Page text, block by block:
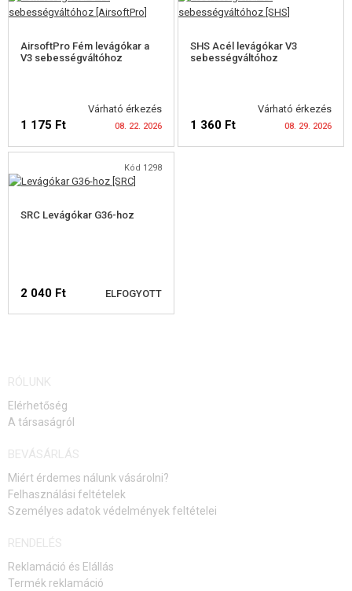
O-GYŰRŰK
TŰZVÁLTÓ LAP
HOP-UP KAMRÁK, FŐ ZÁRSZERKEZETEK
HOP-UP GUMIK AEG
ELEKTROMOS FEGYVEREKHEZ - KÜLSŐ
FEGYVER JAVÍTÁS ÉS KARBANTARTÁS
CÉLOK, LŐLAP
OUTDOOR, BUSHCRAFT
ÉLELMISZER
ELÉRHETŐSÉGI
ELÉRHETŐSÉGI
AirsoftPro Fém levágókar a
V3 sebességváltóhoz
Várható érkezés
1 175 Ft 08. 22. 2026
FIGYELMEZTETÉS
SHS Acél levágókar V3
sebességváltóhoz
Várható érkezés
1 360 Ft 08. 29. 2026
Kód 1298
SRC Levágókar G36-hoz
2 040 Ft ELFOGYOTT
FIGYELMEZTETÉS
RÓLUNK
Elérhetőség
A társaságról
BEVÁSÁRLÁS
Miért érdemes nálunk vásárolni?
Felhasználási feltételek
Személyes adatok védelmények feltételei
RENDELÉS
Reklamáció és Elállás
Termék reklamáció